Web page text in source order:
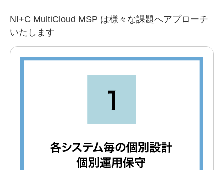
NI+C MultiCloud MSP は様々な課題へアプローチ
いたします